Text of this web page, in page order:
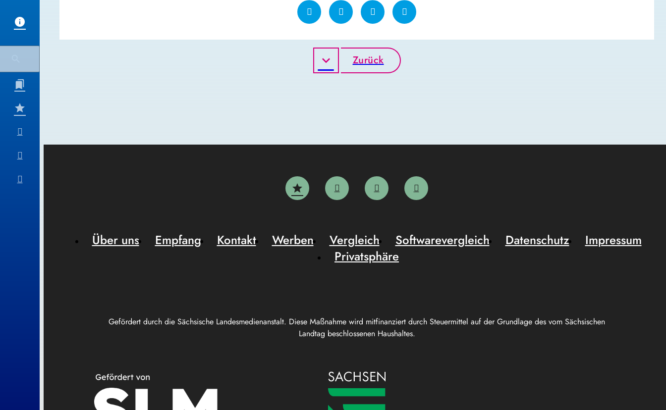
Zurück
Gefördert durch die Sächsische Landesmedienanstalt. Diese Maßnahme wird mitfinanziert durch Steuermittel auf der Grundlage des vom Sächsischen
Landtag beschlossenen Haushaltes.
Über uns Empfang Kontakt Werben Vergleich Softwarevergleich Datenschutz
Impressum
Privatsphäre